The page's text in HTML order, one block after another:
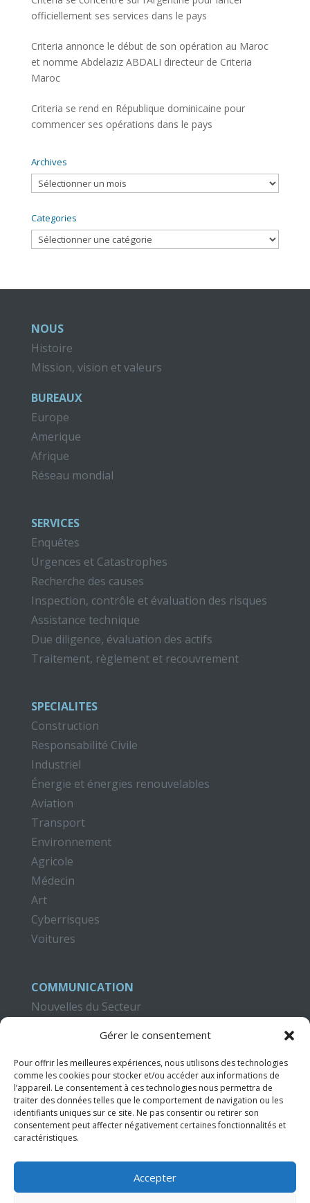
Gérer le consentement
Pour offrir les meilleures expériences, nous utilisons des technologies
comme les cookies pour stocker et/ou accéder aux informations de
l’appareil. Le consentement à ces technologies nous permettra de
traiter des données telles que le comportement de navigation ou les
identifiants uniques sur ce site. Ne pas consentir ou retirer son
consentement peut affecter négativement certaines fonctionnalités et
caractéristiques.
Accepter
officiellement ses services dans le pays
Criteria annonce le début de son opération au Maroc
et nomme Abdelaziz ABDALI directeur de Criteria
Maroc
Criteria se rend en République dominicaine pour
commencer ses opérations dans le pays
Archives
Archives
Categories
Categories
NOUS
Histoire
Mission, vision et valeurs
BUREAUX
Europe
Amerique
Afrique
Réseau mondial
SERVICES
Enquêtes
Urgences et Catastrophes
Recherche des causes
Inspection, contrôle et évaluation des risques
Assistance technique
Due diligence, évaluation des actifs
Traitement, règlement et recouvrement
SPECIALITES
Construction
Responsabilité Civile
Industriel
Énergie et énergies renouvelables
Aviation
Transport
Environnement
Agricole
Médecin
Art
Cyberrisques
Voitures
COMMUNICATION
Nouvelles du Secteur
CAMPUS CRITERIA
Formation
Publications
Didacticiels Vidéo
CONTACT